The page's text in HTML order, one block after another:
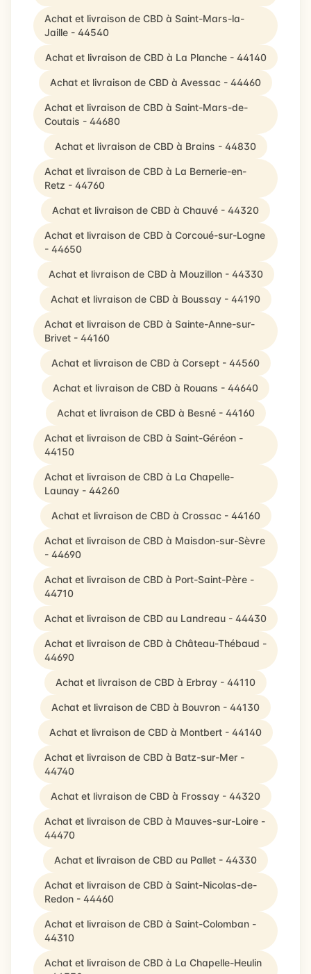
Achat et livraison de CBD à Saint-Mars-la-
Jaille - 44540
Achat et livraison de CBD à La Planche - 44140
Achat et livraison de CBD à Avessac - 44460
Achat et livraison de CBD à Saint-Mars-de-
Coutais - 44680
Achat et livraison de CBD à Brains - 44830
Achat et livraison de CBD à La Bernerie-en-
Retz - 44760
Achat et livraison de CBD à Chauvé - 44320
Achat et livraison de CBD à Corcoué-sur-Logne
- 44650
Achat et livraison de CBD à Mouzillon - 44330
Achat et livraison de CBD à Boussay - 44190
Achat et livraison de CBD à Sainte-Anne-sur-
Brivet - 44160
Achat et livraison de CBD à Corsept - 44560
Achat et livraison de CBD à Rouans - 44640
Achat et livraison de CBD à Besné - 44160
Achat et livraison de CBD à Saint-Géréon -
44150
Achat et livraison de CBD à La Chapelle-
Launay - 44260
Achat et livraison de CBD à Crossac - 44160
Achat et livraison de CBD à Maisdon-sur-Sèvre
- 44690
Achat et livraison de CBD à Port-Saint-Père -
44710
Achat et livraison de CBD au Landreau - 44430
Achat et livraison de CBD à Château-Thébaud -
44690
Achat et livraison de CBD à Erbray - 44110
Achat et livraison de CBD à Bouvron - 44130
Achat et livraison de CBD à Montbert - 44140
Achat et livraison de CBD à Batz-sur-Mer -
44740
Achat et livraison de CBD à Frossay - 44320
Achat et livraison de CBD à Mauves-sur-Loire -
44470
Achat et livraison de CBD au Pallet - 44330
Achat et livraison de CBD à Saint-Nicolas-de-
Redon - 44460
Achat et livraison de CBD à Saint-Colomban -
44310
Achat et livraison de CBD à La Chapelle-Heulin